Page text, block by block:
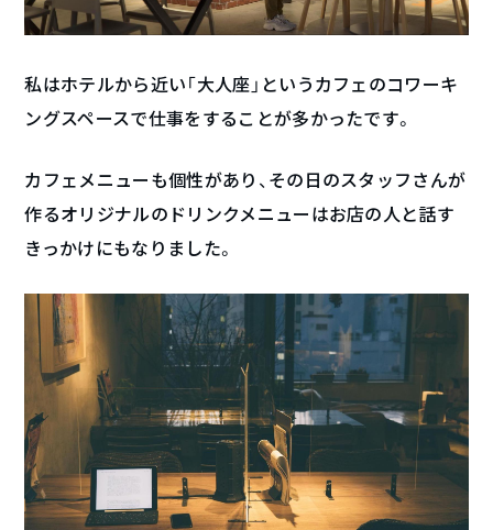
私はホテルから近い「大人座」というカフェのコワーキ
ングスペースで仕事をすることが多かったです。
カフェメニューも個性があり、その日のスタッフさんが
作るオリジナルのドリンクメニューはお店の人と話す
きっかけにもなりました。